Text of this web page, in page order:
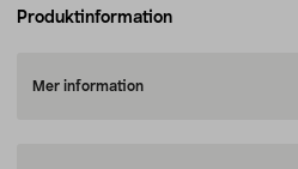
Produktinformation
Mer information